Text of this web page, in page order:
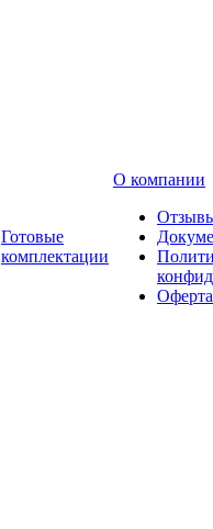
Готовые
комплектации
О компании
Оферта